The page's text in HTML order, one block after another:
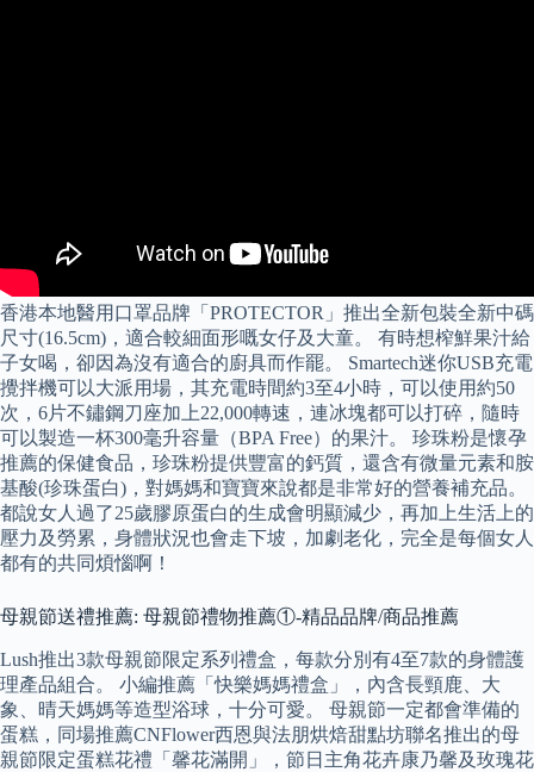
香港本地醫用口罩品牌「PROTECTOR」推出全新包裝全新中碼
尺寸(16.5cm)，適合較細面形嘅女仔及大童。 有時想榨鮮果汁給
子女喝，卻因為沒有適合的廚具而作罷。 Smartech迷你USB充電
攪拌機可以大派用場，其充電時間約3至4小時，可以使用約50
次，6片不鏽鋼刀座加上22,000轉速，連冰塊都可以打碎，隨時
可以製造一杯300毫升容量（BPA Free）的果汁。 珍珠粉是懷孕
推薦的保健食品，珍珠粉提供豐富的鈣質，還含有微量元素和胺
基酸(珍珠蛋白)，對媽媽和寶寶來說都是非常好的營養補充品。
都說女人過了25歲膠原蛋白的生成會明顯減少，再加上生活上的
壓力及勞累，身體狀況也會走下坡，加劇老化，完全是每個女人
都有的共同煩惱啊！
母親節送禮推薦: 母親節禮物推薦①-精品品牌/商品推薦
Lush推出3款母親節限定系列禮盒，每款分別有4至7款的身體護
理產品組合。 小編推薦「快樂媽媽禮盒」，內含長頸鹿、大
象、晴天媽媽等造型浴球，十分可愛。 母親節一定都會準備的
蛋糕，同場推薦CNFlower西恩與法朋烘焙甜點坊聯名推出的母
親節限定蛋糕花禮「馨花滿開」，節日主角花卉康乃馨及玫瑰花